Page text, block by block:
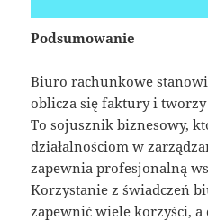
Podsumowanie
Biuro rachunkowe
oblicza się faktury i
To sojusznik biznesowy,
działalnościom w
zapewnia profesjonalną
Korzystanie z świadczeń
zapewnić wiele korzyści,